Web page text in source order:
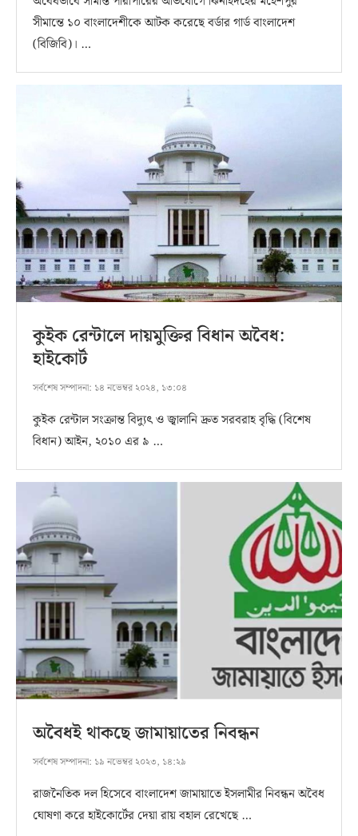
সীমান্তে ১০ বাংলাদেশীকে আটক করেছে বর্ডার গার্ড বাংলাদেশ
(বিজিবি)। …
কুইক রেন্টালে দায়মুক্তির বিধান অবৈধ:
হাইকোর্ট
সর্বশেষ সম্পাদনা: ১৪ নভেম্বর ২০২৪, ১৩:০৪
কুইক রেন্টাল সংক্রান্ত বিদ্যুৎ ও জ্বালানি দ্রুত সরবরাহ বৃদ্ধি (বিশেষ
বিধান) আইন, ২০১০ এর ৯ …
অবৈধই থাকছে জামায়াতের নিবন্ধন
সর্বশেষ সম্পাদনা: ১৯ নভেম্বর ২০২৩, ১৪:২৯
রাজনৈতিক দল হিসেবে বাংলাদেশ জামায়াতে ইসলামীর নিবন্ধন অবৈধ
ঘোষণা করে হাইকোর্টের দেয়া রায় বহাল রেখেছে …